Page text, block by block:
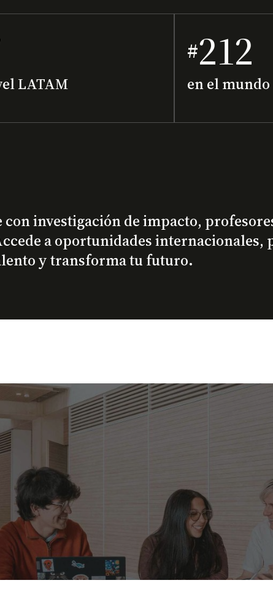
LATAM
#212
en el mundo
con investigación de impacto,
a oportunidades
y transforma tu futuro.